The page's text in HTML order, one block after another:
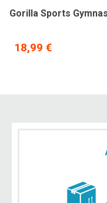
Gorilla Sports
18,99 €